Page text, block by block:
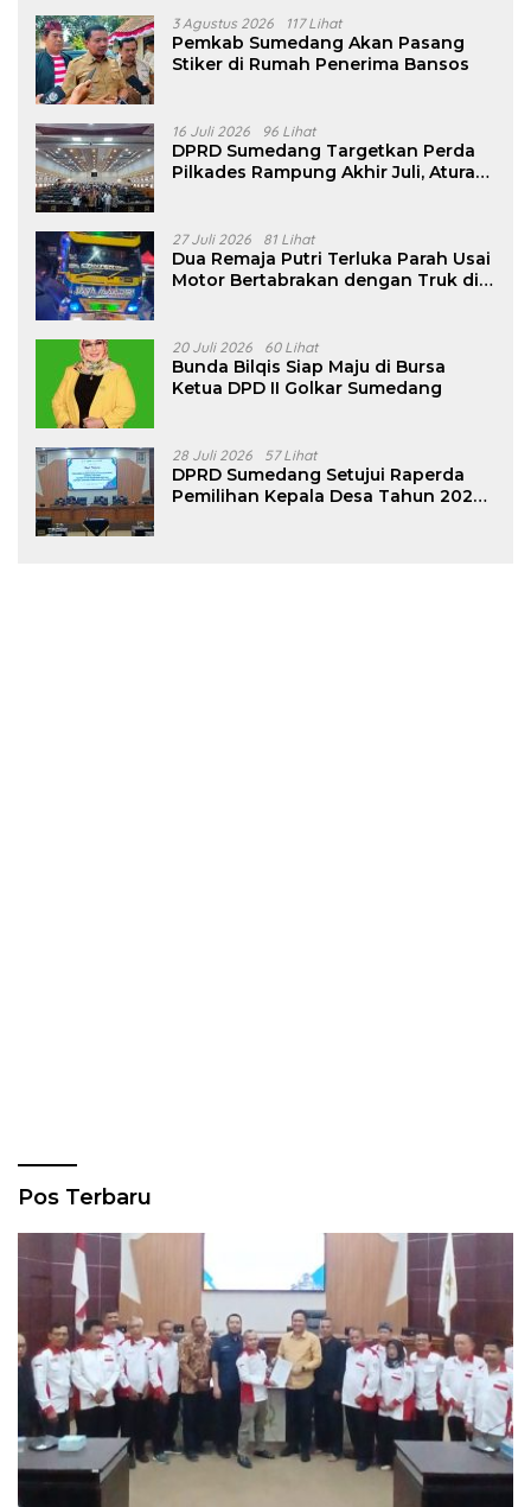
3 Agustus 2026 117 Lihat
Pemkab Sumedang Akan Pasang
Stiker di Rumah Penerima Bansos
16 Juli 2026 96 Lihat
DPRD Sumedang Targetkan Perda
Pilkades Rampung Akhir Juli, Aturan
27 Juli 2026 81 Lihat
Dua Remaja Putri Terluka Parah Usai
Motor Bertabrakan dengan Truk di
20 Juli 2026 60 Lihat
Bunda Bilqis Siap Maju di Bursa
Ketua DPD II Golkar Sumedang
28 Juli 2026 57 Lihat
DPRD Sumedang Setujui Raperda
Pemilihan Kepala Desa Tahun 2026
Pos Terbaru